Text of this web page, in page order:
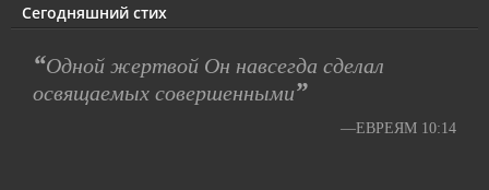
Сегодняшний стих
“Одной жертвой Он навсегда сделал
освящаемых совершенными”
—ЕВРЕЯМ 10:14